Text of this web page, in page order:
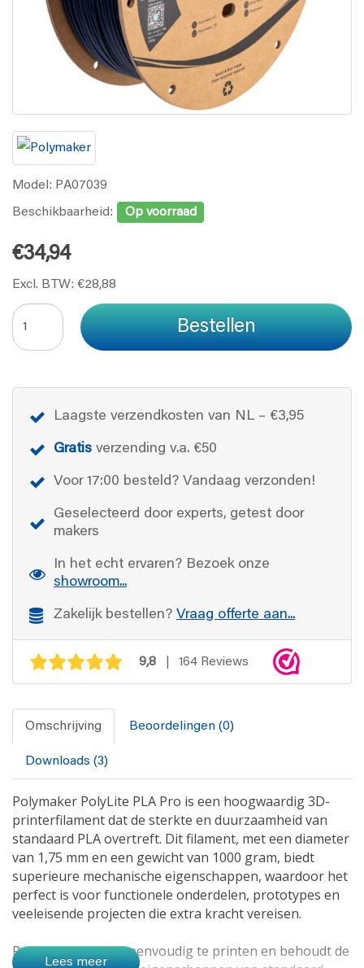
Model: PA07039
Beschikbaarheid: Op voorraad
€34,94
Excl. BTW: €28,88
Bestellen
Laagste verzendkosten van NL – €3,95
Gratis verzending v.a. €50
Voor 17:00 besteld? Vandaag verzonden!
Geselecteerd door experts, getest door
makers
In het echt ervaren? Bezoek onze
showroom...
Zakelijk bestellen? Vraag offerte aan...
9,8 | 164 Reviews
Omschrijving Beoordelingen (0)
Downloads (3)
Polymaker PolyLite PLA Pro is een hoogwaardig 3D-
printerfilament dat de sterkte en duurzaamheid van
standaard PLA overtreft. Dit filament, met een diameter
van 1,75 mm en een gewicht van 1000 gram, biedt
superieure mechanische eigenschappen, waardoor het
perfect is voor functionele onderdelen, prototypes en
veeleisende projecten die extra kracht vereisen.
PolyLite PLA Pro is eenvoudig te printen en behoudt de
Lees meer